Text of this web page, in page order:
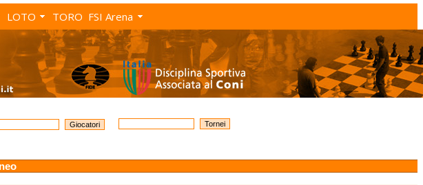
LOTO TORO FSI Arena